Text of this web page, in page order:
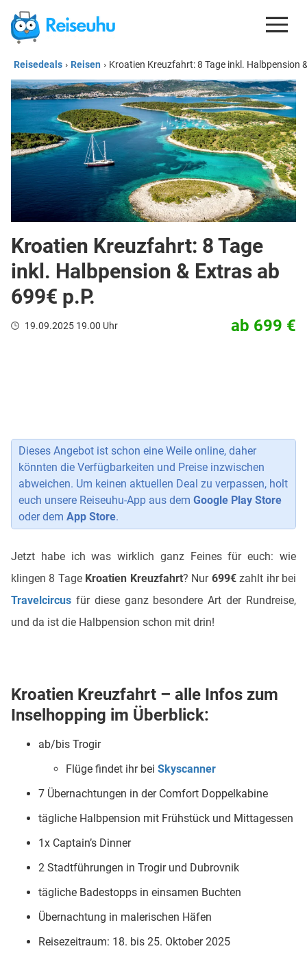
REISEDEALS
GUTSCHEINE
KREDITKARTEN
ESIM
REISEBLOG
Reisedeals › Reisen › Kroatien Kreuzfahrt: 8 Tage inkl. Halbpension
Kroatien Kreuzfahrt: 8 Tage
inkl. Halbpension & Extras ab
699€ p.P.
19.09.2025 19.00 Uhr ab 699 €
Dieses Angebot ist schon eine Weile online, daher
könnten die Verfügbarkeiten und Preise inzwischen
abweichen. Um keinen aktuellen Deal zu verpassen, holt
euch unsere Reiseuhu-App aus dem Google Play Store
oder dem App Store.
Jetzt habe ich was wirklich ganz Feines für euch: wie
klingen 8 TageKroatien Kreuzfahrt? Nur 699€zahlt ihr bei
Travelcircus für diese ganz besondere Art der Rundreise,
und da ist die Halbpension schon mit drin!
Kroatien Kreuzfahrt – alle Infos zum
Inselhopping im Überblick:
ab/bis Trogir
Flüge findet ihr bei Skyscanner
7 Übernachtungen in der Comfort Doppelkabine
tägliche Halbpension mit Frühstück und Mittagessen
1x Captain’s Dinner
2 Stadtführungen in Trogir und Dubrovnik
tägliche Badestopps in einsamen Buchten
Übernachtung in malerischen Häfen
Reisezeitraum: 18. bis 25. Oktober 2025